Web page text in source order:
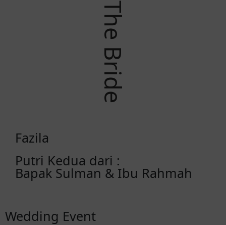
The Bride
Fazila
Putri Kedua dari :
Bapak Sulman & Ibu Rahmah
Wedding Event